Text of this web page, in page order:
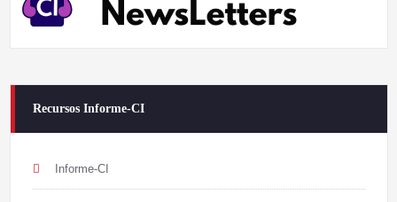
Recursos Informe-CI
Informe-CI